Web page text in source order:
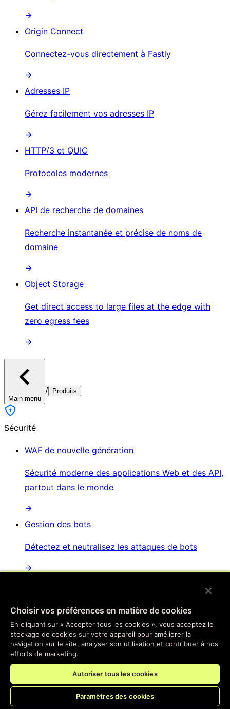
Origin Connect
Connectez-vous directement à Fastly
Adresses IP
Gérez facilement vos adresses IP
HTTP/3 et QUIC
Protocoles modernes
API de recherche de domaines
Recherche instantanée et précise de noms de
domaine
Object Storage
Get direct access to large files at the edge with
zero egress fees
Main menu
/ Produits
Sécurité
WAF de nouvelle génération
Sécurité moderne des applications Web et des API,
partout dans le monde
Gestion des bots
Détectez et neutralisez les attaques de bots
Atténuation automatisée des attaques
perturbatrices et distribuées
Sécurité des API
Sécurisez vos points de terminaison d'API
Choisir vos préférences en matière de cookies
En cliquant sur « Accepter tous les cookies », vous acceptez le
stockage de cookies sur votre appareil pour améliorer la
navigation sur le site, analyser son utilisation et contribuer à nos
efforts de marketing.
Autoriser tous les cookies
Paramètres des cookies